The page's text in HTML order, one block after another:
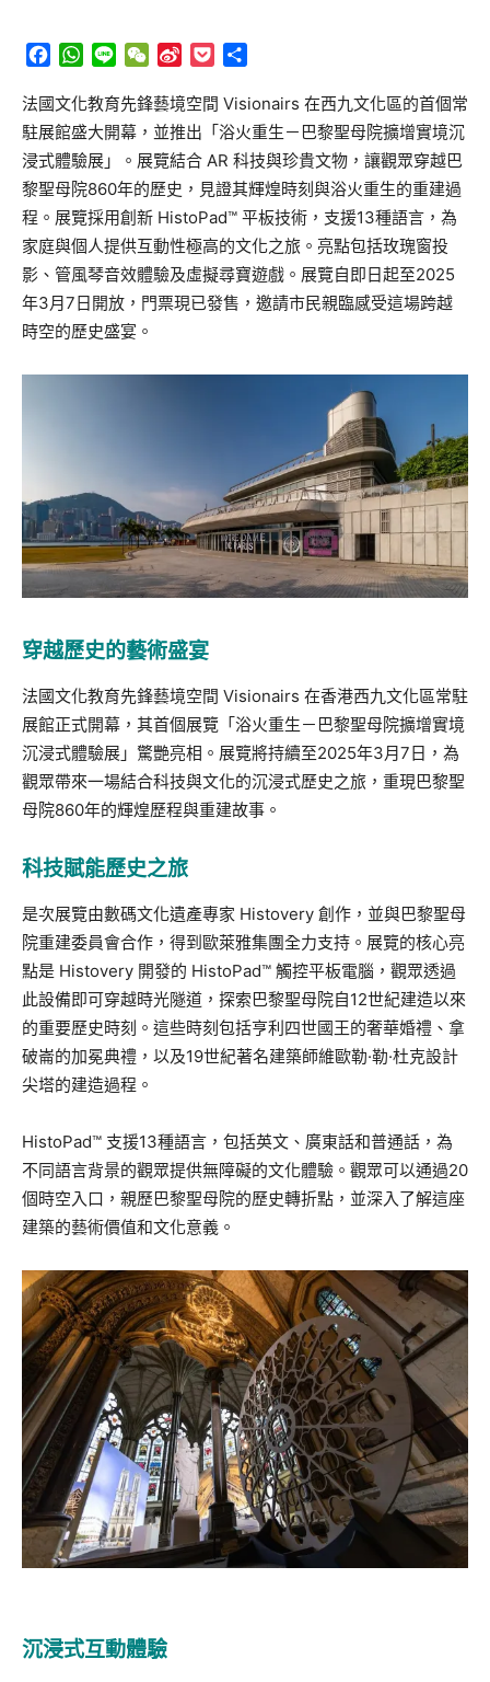
Facebook
WhatsApp
Line WeChat
Sina
Pocket
法國文化教育先鋒藝境空間 Visionairs 在西九文化區的首個常
駐展館盛大開幕，並推出「浴火重生－巴黎聖母院擴增實境沉
浸式體驗展」。展覽結合 AR 科技與珍貴文物，讓觀眾穿越巴
黎聖母院860年的歷史，見證其輝煌時刻與浴火重生的重建過
程。展覽採用創新 HistoPad™ 平板技術，支援13種語言，為
家庭與個人提供互動性極高的文化之旅。亮點包括玫瑰窗投
影、管風琴音效體驗及虛擬尋寶遊戲。展覽自即日起至2025
年3月7日開放，門票現已發售，邀請市民親臨感受這場跨越
時空的歷史盛宴。
穿越歷史的藝術盛宴
法國文化教育先鋒藝境空間 Visionairs 在香港西九文化區常駐
展館正式開幕，其首個展覽「浴火重生－巴黎聖母院擴增實境
沉浸式體驗展」驚艷亮相。展覽將持續至2025年3月7日，為
觀眾帶來一場結合科技與文化的沉浸式歷史之旅，重現巴黎聖
母院860年的輝煌歷程與重建故事。
科技賦能歷史之旅
是次展覽由數碼文化遺產專家 Histovery 創作，並與巴黎聖母
院重建委員會合作，得到歐萊雅集團全力支持。展覽的核心亮
點是 Histovery 開發的 HistoPad™ 觸控平板電腦，觀眾透過
此設備即可穿越時光隧道，探索巴黎聖母院自12世紀建造以來
的重要歷史時刻。這些時刻包括亨利四世國王的奢華婚禮、拿
破崙的加冕典禮，以及19世紀著名建築師維歐勒·勒·杜克設計
尖塔的建造過程。
HistoPad™ 支援13種語言，包括英文、廣東話和普通話，為
不同語言背景的觀眾提供無障礙的文化體驗。觀眾可以通過20
個時空入口，親歷巴黎聖母院的歷史轉折點，並深入了解這座
建築的藝術價值和文化意義。
沉浸式互動體驗